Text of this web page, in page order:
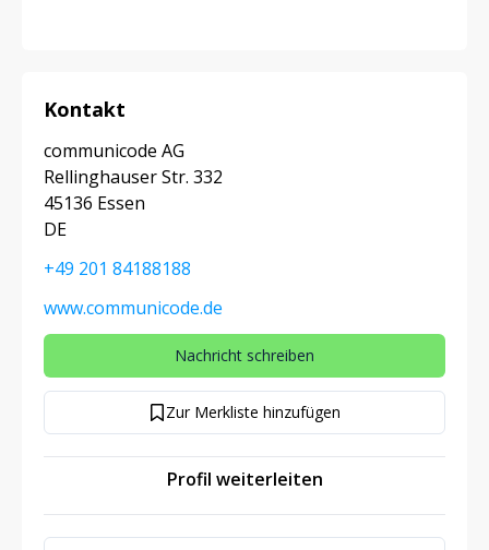
Kontakt
communicode AG
Rellinghauser Str. 332
45136 Essen
DE
+49 201 84188188
www.communicode.de
Nachricht schreiben
Zur Merkliste hinzufügen
Profil weiterleiten